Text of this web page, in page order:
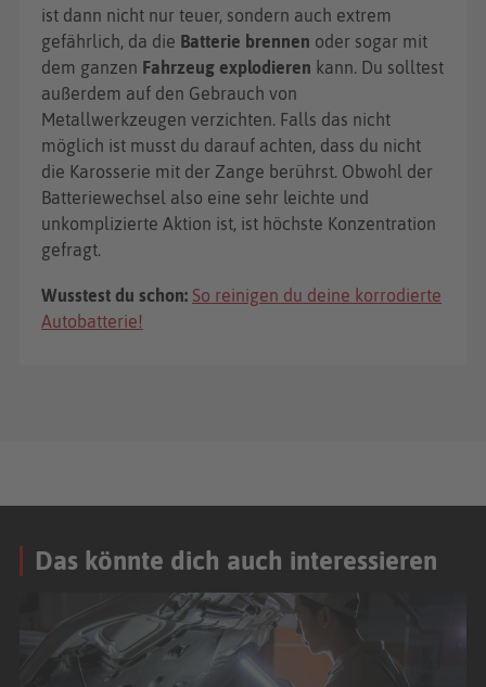
ist dann nicht nur teuer, sondern auch extrem
gefährlich, da die Batterie brennen oder sogar mit
dem ganzen Fahrzeug explodieren kann. Du solltest
außerdem auf den Gebrauch von
Metallwerkzeugen verzichten. Falls das nicht
möglich ist musst du darauf achten, dass du nicht
die Karosserie mit der Zange berührst. Obwohl der
Batteriewechsel also eine sehr leichte und
unkomplizierte Aktion ist, ist höchste Konzentration
gefragt.
Wusstest du schon: So reinigen du deine korrodierte
Autobatterie!
Das könnte dich auch interessieren